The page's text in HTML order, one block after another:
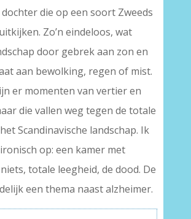
die op een soort Zweeds
Zo’n eindeloos, wat
door gebrek aan zon en
aan bewolking, regen of mist.
er momenten van vertier en
die vallen weg tegen de totale
Scandinavische landschap. Ik
op: een kamer met
totale leegheid, de dood. De
een thema naast alzheimer.